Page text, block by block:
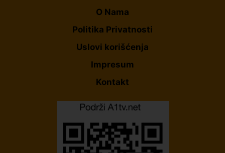
O Nama
Politika Privatnosti
Uslovi korišćenja
Impresum
Kontakt